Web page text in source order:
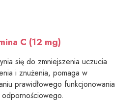
C (12 mg)
się do zmniejszenia uczucia
i znużenia, pomaga w
prawidłowego funkcjonowania
odpornościowego.